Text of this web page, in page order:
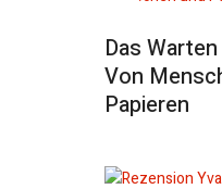
Das
Von
Papieren